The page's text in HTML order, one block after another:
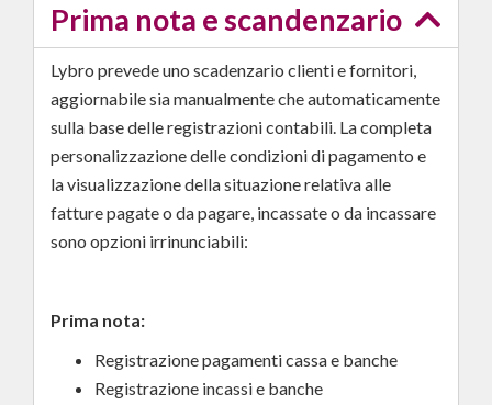
Prima nota e scandenzario
Lybro prevede uno scadenzario clienti e fornitori,
aggiornabile sia manualmente che automaticamente
sulla base delle registrazioni contabili. La completa
personalizzazione delle condizioni di pagamento e
la visualizzazione della situazione relativa alle
fatture pagate o da pagare, incassate o da incassare
sono opzioni irrinunciabili:
Prima nota:
Registrazione pagamenti cassa e banche
Registrazione incassi e banche